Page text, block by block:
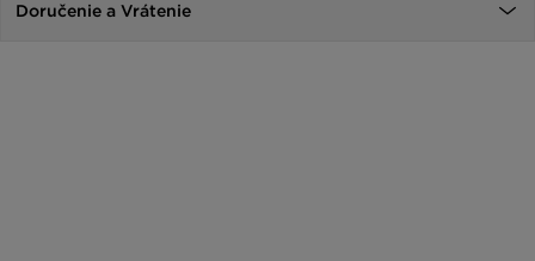
Doručenie a Vrátenie